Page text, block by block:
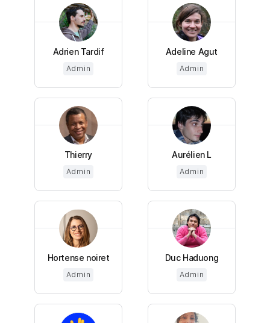
Adrien Tardif
Admin
Adeline Agut
Admin
Thierry
Admin
Aurélien L
Admin
Hortense noiret
Admin
Duc Haduong
Admin